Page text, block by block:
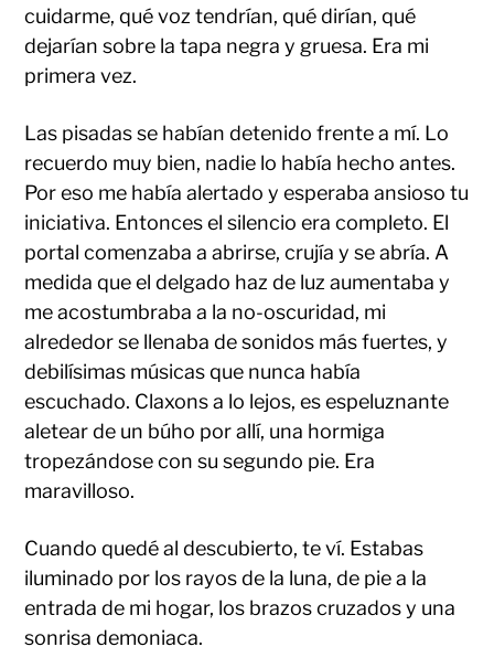
cuidarme, qué voz tendrían, qué dirían, qué
dejarían sobre la tapa negra y gruesa. Era mi
primera vez.
Las pisadas se habían detenido frente a mí. Lo
recuerdo muy bien, nadie lo había hecho antes.
Por eso me había alertado y esperaba ansioso tu
iniciativa. Entonces el silencio era completo. El
portal comenzaba a abrirse, crujía y se abría. A
medida que el delgado haz de luz aumentaba y
me acostumbraba a la no-oscuridad, mi
alrededor se llenaba de sonidos más fuertes, y
debilísimas músicas que nunca había
escuchado. Claxons a lo lejos, es espeluznante
aletear de un búho por allí, una hormiga
tropezándose con su segundo pie. Era
maravilloso.
Cuando quedé al descubierto, te ví. Estabas
iluminado por los rayos de la luna, de pie a la
entrada de mi hogar, los brazos cruzados y una
sonrisa demoniaca.